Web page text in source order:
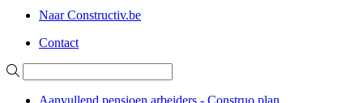
Naar Constructiv.be
Contact
Aanvullend pensioen arbeiders - Construo plan